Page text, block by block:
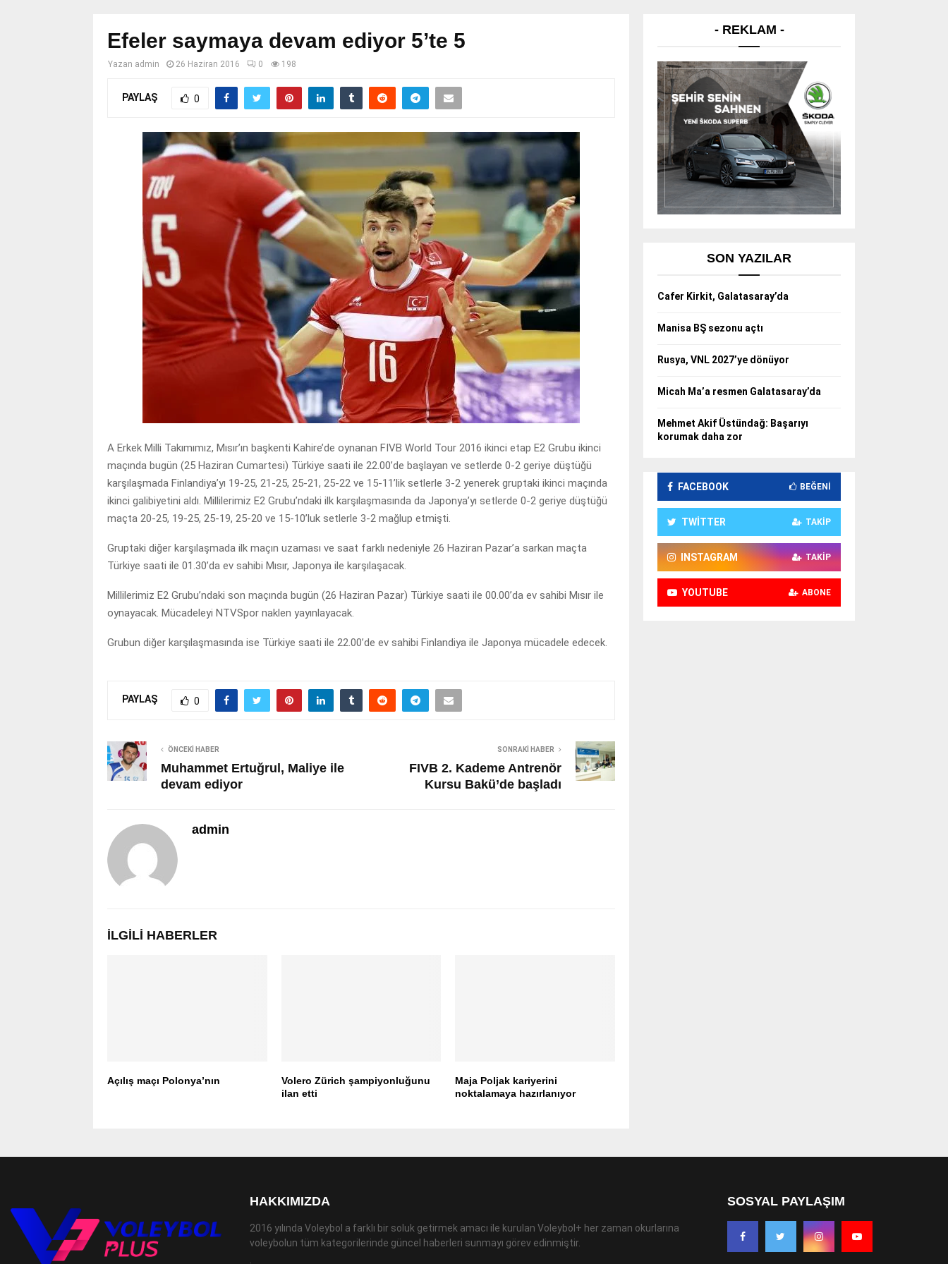
Efeler saymaya devam ediyor 5’te 5
Yazan admin 26 Haziran 2016 0 198
PAYLAŞ 0
A Erkek Milli Takımımız, Mısır’ın başkenti Kahire’de oynanan FIVB World Tour 2016 ikinci etap E2 Grubu ikinci
maçında bugün (25 Haziran Cumartesi) Türkiye saati ile 22.00’de başlayan ve setlerde 0-2 geriye düştüğü
karşılaşmada Finlandiya’yı 19-25, 21-25, 25-21, 25-22 ve 15-11’lik setlerle 3-2 yenerek gruptaki ikinci maçında
ikinci galibiyetini aldı. Millilerimiz E2 Grubu’ndaki ilk karşılaşmasında da Japonya’yı setlerde 0-2 geriye düştüğü
maçta 20-25, 19-25, 25-19, 25-20 ve 15-10’luk setlerle 3-2 mağlup etmişti.
Gruptaki diğer karşılaşmada ilk maçın uzaması ve saat farklı nedeniyle 26 Haziran Pazar’a sarkan maçta
Türkiye saati ile 01.30’da ev sahibi Mısır, Japonya ile karşılaşacak.
Millilerimiz E2 Grubu’ndaki son maçında bugün (26 Haziran Pazar) Türkiye saati ile 00.00’da ev sahibi Mısır ile
oynayacak. Mücadeleyi NTVSpor naklen yayınlayacak.
Grubun diğer karşılaşmasında ise Türkiye saati ile 22.00’de ev sahibi Finlandiya ile Japonya mücadele edecek.
PAYLAŞ 0
ÖNCEKI HABER
Muhammet Ertuğrul, Maliye ile
devam ediyor
SONRAKI HABER
FIVB 2. Kademe Antrenör
Kursu Bakü’de başladı
admin
İLGILI HABERLER
Açılış maçı Polonya’nın
Volero Zürich şampiyonluğunu
ilan etti
Maja Poljak kariyerini
noktalamaya hazırlanıyor
- REKLAM -
SON YAZILAR
Cafer Kirkit, Galatasaray’da
Manisa BŞ sezonu açtı
Rusya, VNL 2027’ye dönüyor
Micah Ma’a resmen Galatasaray’da
Mehmet Akif Üstündağ: Başarıyı
korumak daha zor
FACEBOOK BEĞENI
TWITTER TAKIP
INSTAGRAM TAKIP
YOUTUBE ABONE
HAKKIMIZDA
2016 yılında Voleybol a farklı bir soluk getirmek amacı ile kurulan Voleybol+ her zaman okurlarına
voleybolun tüm kategorilerinde güncel haberleri sunmayı görev edinmiştir.
SOSYAL PAYLAŞIM